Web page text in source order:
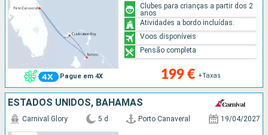
Pague em 4X 199 € +Taxas
Clubes para crianças a partir dos 2
anos
Atividades a bordo incluídas:
Voos disponíveis
Pensão completa
ESTADOS UNIDOS, BAHAMAS
Carnival Glory 5 d Porto Canaveral 19/04/2027